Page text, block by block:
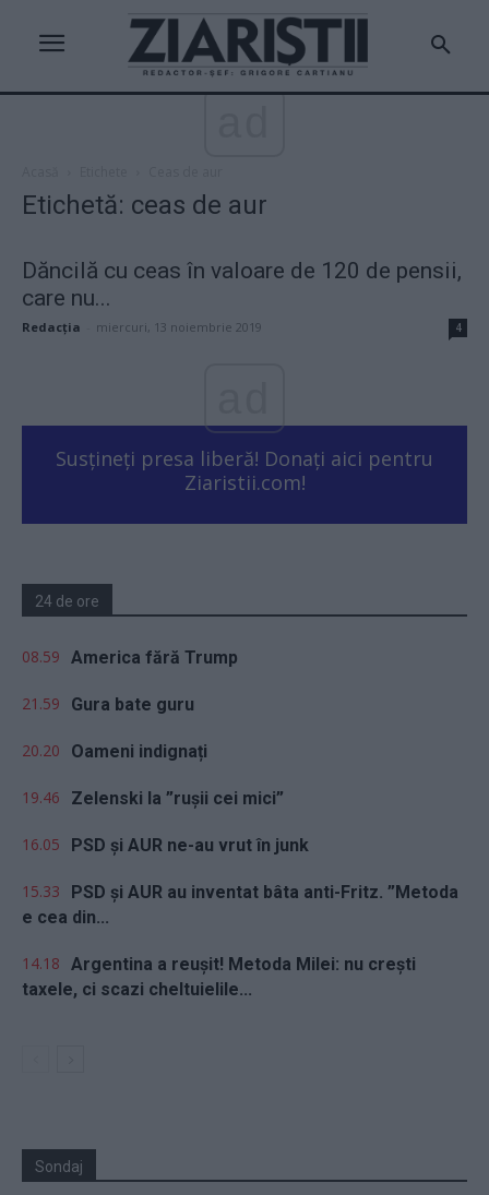
Etichetă: ceas de aur
Dăncilă cu ceas în valoare de 120 de pensii,
care nu...
Redacţia miercuri, 13 noiembrie 2019 4
Susțineți presa liberă! Donați aici pentru
Ziaristii.com!
24 de ore
08.59 America fără Trump
21.59 Gura bate guru
20.20 Oameni indignați
19.46 Zelenski la ”rușii cei mici”
16.05 PSD și AUR ne-au vrut în junk
15.33
PSD și AUR au inventat bâta anti-Fritz. ”Metoda
e cea din...
14.18 Argentina a reușit! Metoda Milei: nu crești
taxele, ci scazi cheltuielile...
Sondaj